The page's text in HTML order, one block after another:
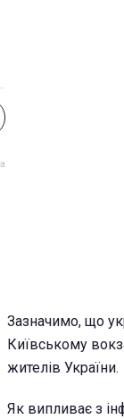
Зазначимо, що
Київському
жителів України.
Як випливає з